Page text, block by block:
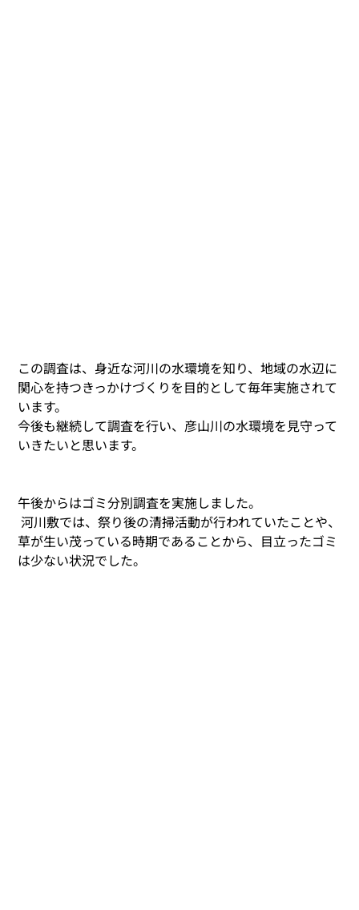
この調査は、身近な河川の水環境を知り、地域の水辺に
関心を持つきっかけづくりを目的として毎年実施されて
います。
今後も継続して調査を行い、彦山川の水環境を見守って
いきたいと思います。
午後からはゴミ分別調査を実施しました。
河川敷では、祭り後の清掃活動が行われていたことや、
草が生い茂っている時期であることから、目立ったゴミ
は少ない状況でした。